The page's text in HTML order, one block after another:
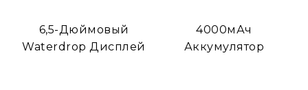
6,5-Дюймовый
Waterdrop Дисплей
4000мАч
Аккумулятор